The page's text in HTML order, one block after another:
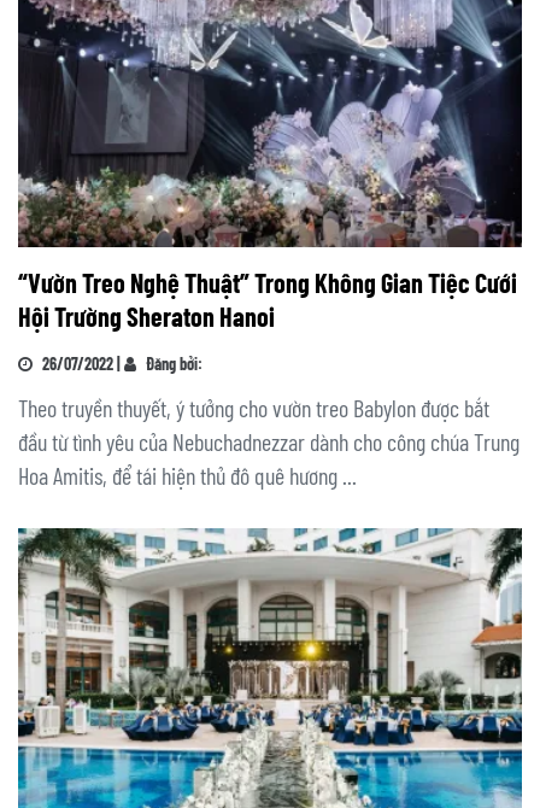
“Vườn Treo Nghệ Thuật” Trong Không Gian Tiệc Cưới
Hội Trường Sheraton Hanoi
26/07/2022 | Đăng bởi:
Theo truyền thuyết, ý tưởng cho vườn treo Babylon được bắt
đầu từ tình yêu của Nebuchadnezzar dành cho công chúa Trung
Hoa Amitis, để tái hiện thủ đô quê hương ...